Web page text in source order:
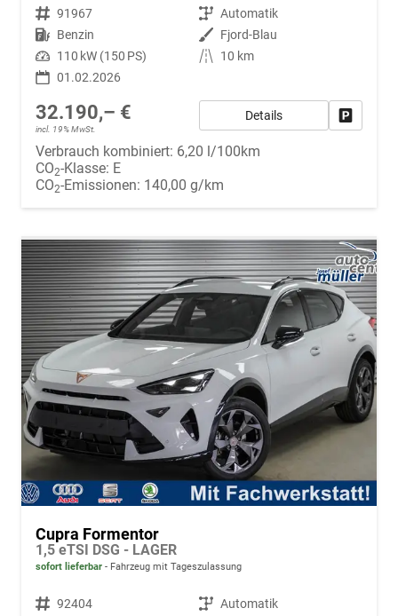
Fahrzeugnr. 91967 Getriebe Automatik
Kraftstoff Benzin Außenfarbe Fjord-Blau
Leistung 110 kW (150 PS) Kilometerstand
10 km
01.02.2026
32.190,– €
incl. 19% MwSt.
Details
Verbrauch kombiniert: 6,20 l/100km
CO2-Klasse: E
CO2-Emissionen: 140,00 g/km
Cupra Formentor
1,5 eTSI DSG - LAGER
sofort lieferbar Fahrzeug mit Tageszulassung
Fahrzeugnr. 92404 Getriebe Automatik